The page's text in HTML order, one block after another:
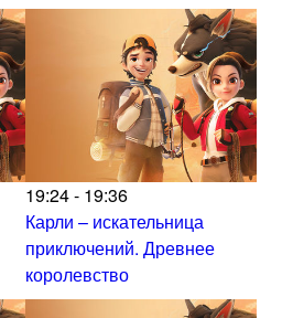
19:24 - 19:36
Карли – искательница
приключений. Древнее
королевство